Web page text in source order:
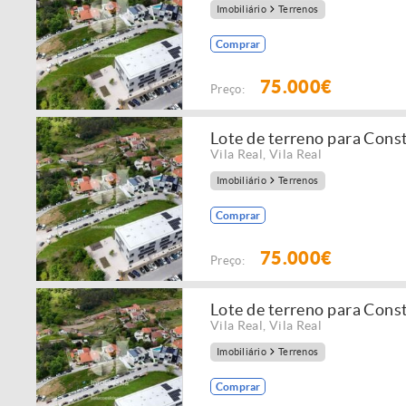
Imobiliário Terrenos
Comprar
Preço: 75.000€
Lote de terreno para
Vila Real Vila Real
Imobiliário Terrenos
Comprar
Preço: 75.000€
Lote de terreno para
Vila Real Vila Real
Imobiliário Terrenos
Comprar